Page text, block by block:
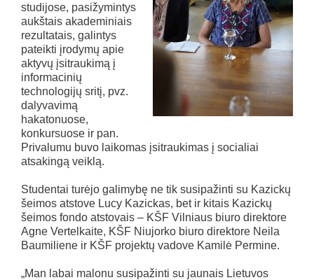
studijose, pasižymintys
aukštais akademiniais
rezultatais, galintys
pateikti įrodymų apie
aktyvų įsitraukimą į
informacinių
technologijų sritį, pvz.
dalyvavimą
hakatonuose,
konkursuose ir pan.
Privalumu buvo laikomas įsitraukimas į socialiai
atsakingą veiklą.
Studentai turėjo galimybę ne tik susipažinti su Kazickų
šeimos atstove Lucy Kazickas, bet ir kitais Kazickų
šeimos fondo atstovais – KŠF Vilniaus biuro direktore
Agne Vertelkaite, KŠF Niujorko biuro direktore Neila
Baumiliene ir KŠF projektų vadove Kamilė Permine.
„Man labai malonu susipažinti su jaunais Lietuvos